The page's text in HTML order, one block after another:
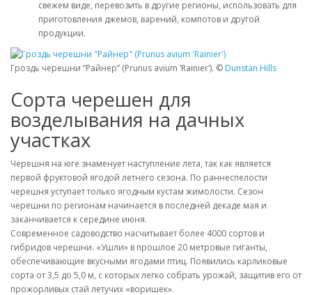
свежем виде, перевозить в другие регионы, использовать для
приготовления джемов, варений, компотов и другой
продукции.
Гроздь черешни “Райнер” (Prunus avium ‘Rainier’). © Dunstan Hills
Сорта черешен для
возделывания на дачных
участках
Черешня на юге знаменует наступление лета, так как является
первой фруктовой ягодой летнего сезона. По раннеспелости
черешня уступает только ягодным кустам жимолости. Сезон
черешни по регионам начинается в последней декаде мая и
заканчивается к середине июня.
Современное садоводство насчитывает более 4000 сортов и
гибридов черешни. «Ушли» в прошлое 20 метровые гиганты,
обеспечивающие вкусными ягодами птиц. Появились карликовые
сорта от 3,5 до 5,0 м, с которых легко собрать урожай, защитив его от
прожорливых стай летучих «воришек».